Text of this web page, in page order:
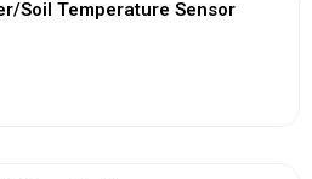
Soil Temperature Sensor